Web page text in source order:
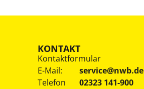
KONTAKT
Kontaktformular
E-Mail:
service@nwb.de
Telefon
02323 141-900